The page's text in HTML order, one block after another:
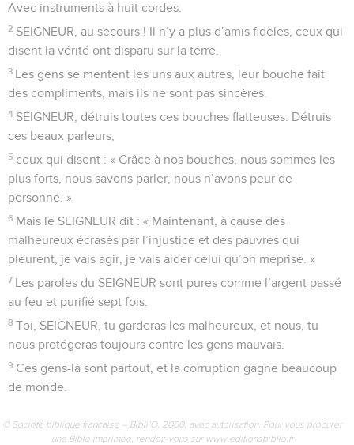
Avec instruments à huit cordes.
2 SEIGNEUR, au secours ! Il n’y a plus d’amis fidèles, ceux qui
disent la vérité ont disparu sur la terre.
3 Les gens se mentent les uns aux autres, leur bouche fait
des compliments, mais ils ne sont pas sincères.
4 SEIGNEUR, détruis toutes ces bouches flatteuses. Détruis
ces beaux parleurs,
5 ceux qui disent : « Grâce à nos bouches, nous sommes les
plus forts, nous savons parler, nous n’avons peur de
personne. »
6 Mais le SEIGNEUR dit : « Maintenant, à cause des
malheureux écrasés par l’injustice et des pauvres qui
pleurent, je vais agir, je vais aider celui qu’on méprise. »
7 Les paroles du SEIGNEUR sont pures comme l’argent passé
au feu et purifié sept fois.
8 Toi, SEIGNEUR, tu garderas les malheureux, et nous, tu
nous protégeras toujours contre les gens mauvais.
9 Ces gens-là sont partout, et la corruption gagne beaucoup
de monde.
© Société biblique française – Bibli’O, 2000, avec autorisation. Pour vous procurer
une Bible imprimée, rendez-vous sur www.editionsbiblio.fr